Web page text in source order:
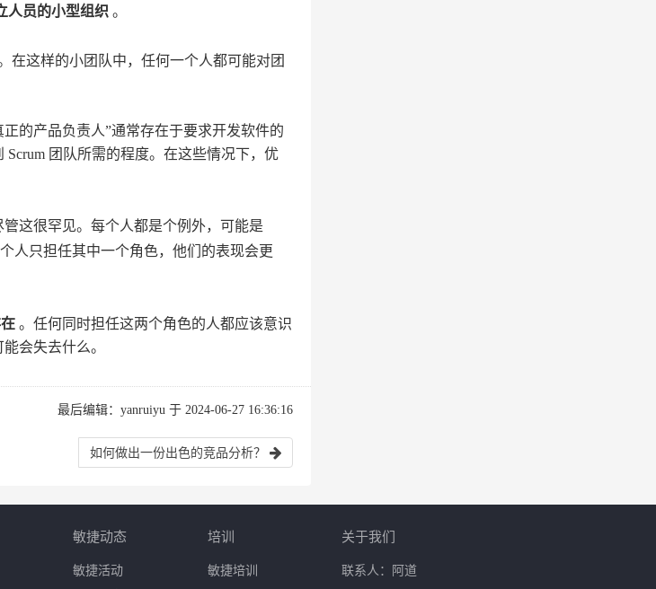
人员的小型组织 。
在这样的小团队中，任何一个人都可能对团
的产品负责人”通常存在于要求开发软件的
团队所需的程度。在这些情况下，优
这很罕见。每个人都是个例外，可能是
人只担任其中一个角色，他们的表现会更
。任何同时担任这两个角色的人都应该意识
会失去什么。
最后编辑：yanruiyu 于 2024-06-27 16:36:16
如何做出一份出色的竞品分析？
敏捷动态
敏捷活动
培训
敏捷培训
关于我们
联系人：阿道